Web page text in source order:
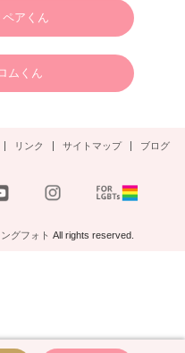
がとうございます。
アくん
ムくん
リンク サイトマップ ブログ
グフォト All rights reserved.